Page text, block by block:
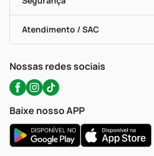
Troca E Devolução
Bulas De A A Z
Políticas De Marketplace
Testes Rápidos
Autoteste Covid-19
Certificado De Segurança
Portal Da Privacidade
Atendimento / SAC
WhatsApp (47) 9202-1687
Nossas redes sociais
Baixe nosso APP